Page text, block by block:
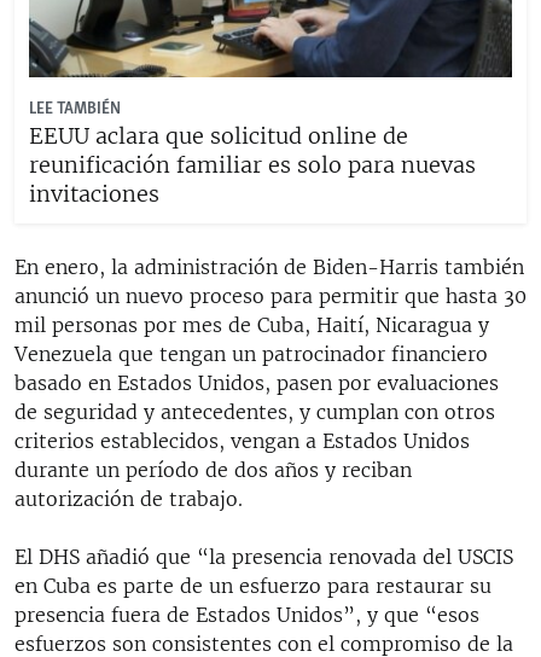
LEE TAMBIÉN
EEUU aclara que solicitud online de
reunificación familiar es solo para nuevas
invitaciones
En enero, la administración de Biden-Harris también
anunció un nuevo proceso para permitir que hasta 30
mil personas por mes de Cuba, Haití, Nicaragua y
Venezuela que tengan un patrocinador financiero
basado en Estados Unidos, pasen por evaluaciones
de seguridad y antecedentes, y cumplan con otros
criterios establecidos, vengan a Estados Unidos
durante un período de dos años y reciban
autorización de trabajo.
El DHS añadió que “la presencia renovada del USCIS
en Cuba es parte de un esfuerzo para restaurar su
presencia fuera de Estados Unidos”, y que “esos
esfuerzos son consistentes con el compromiso de la